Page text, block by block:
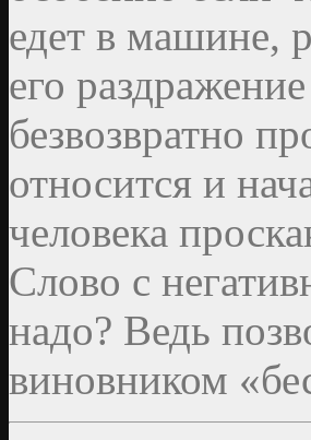
едет в машине,
его
безвозвратно
относится и
человека
Слово с
надо? Ведь
виновником